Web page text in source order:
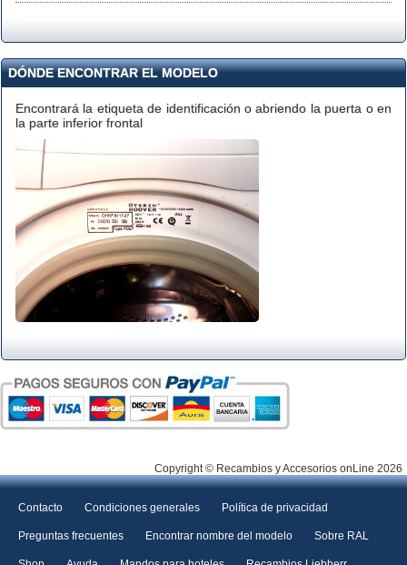
DÓNDE ENCONTRAR EL MODELO
Encontrará la etiqueta de identificación o abriendo la puerta o en
la parte inferior frontal
Copyright © Recambios y Accesorios onLine 2026
Contacto Condiciones generales Política de privacidad
Preguntas frecuentes Encontrar nombre del modelo Sobre RAL